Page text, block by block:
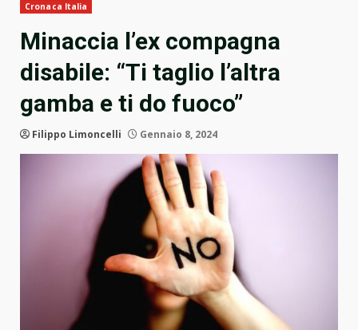
Cronaca Italia
Minaccia l’ex compagna
disabile: “Ti taglio l’altra
gamba e ti do fuoco”
Filippo Limoncelli Gennaio 8, 2024